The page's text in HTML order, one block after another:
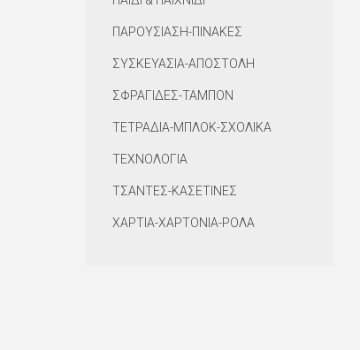
ΠΑΡΟΥΣΙΑΣΗ-ΠΙΝΑΚΕΣ
ΣΥΣΚΕΥΑΣΙΑ-ΑΠΟΣΤΟΛΗ
ΣΦΡΑΓΙΔΕΣ-ΤΑΜΠΟΝ
ΤΕΤΡΑΔΙΑ-ΜΠΛΟΚ-ΣΧΟΛΙΚΑ
ΤΕΧΝΟΛΟΓΙΑ
ΤΣΑΝΤΕΣ-ΚΑΣΕΤΙΝΕΣ
ΧΑΡΤΙΑ-ΧΑΡΤΟΝΙΑ-ΡΟΛΑ